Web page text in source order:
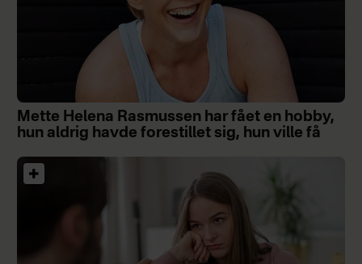
Mette Helena Rasmussen har fået en hobby,
hun aldrig havde forestillet sig, hun ville få